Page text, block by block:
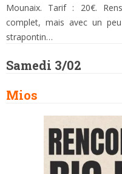
Mounaix. Tarif : 20€.
complet, mais avec un
strapontin…
Samedi 3/02
Mios